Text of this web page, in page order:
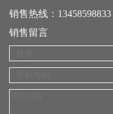
销售热线：13458598833
销售留言